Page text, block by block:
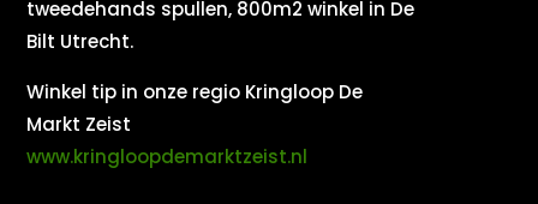
tweedehands spullen, 800m2 winkel in De
Bilt Utrecht.
Winkel tip in onze regio Kringloop De
Markt Zeist
www.kringloopdemarktzeist.nl